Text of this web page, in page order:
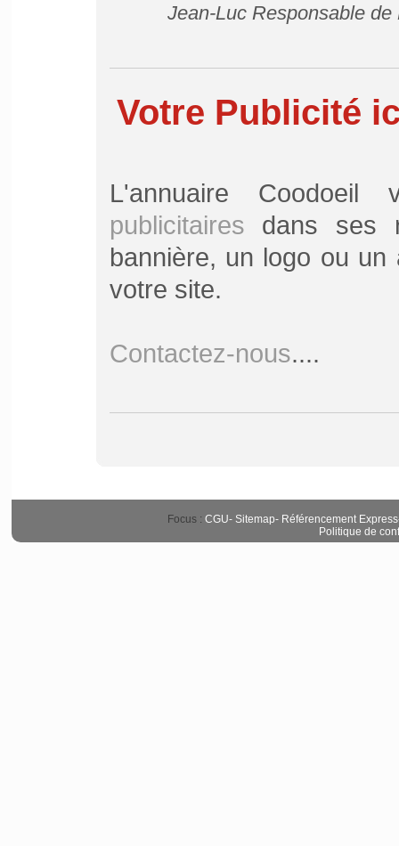
Jean-Luc Responsable
Votre Publicité
L'annuaire
publicitaires dans ses
bannière, un logo ou
votre site.
Contactez-nous....
Focus : CGU- Sitemap- Référencement Express
Politique de